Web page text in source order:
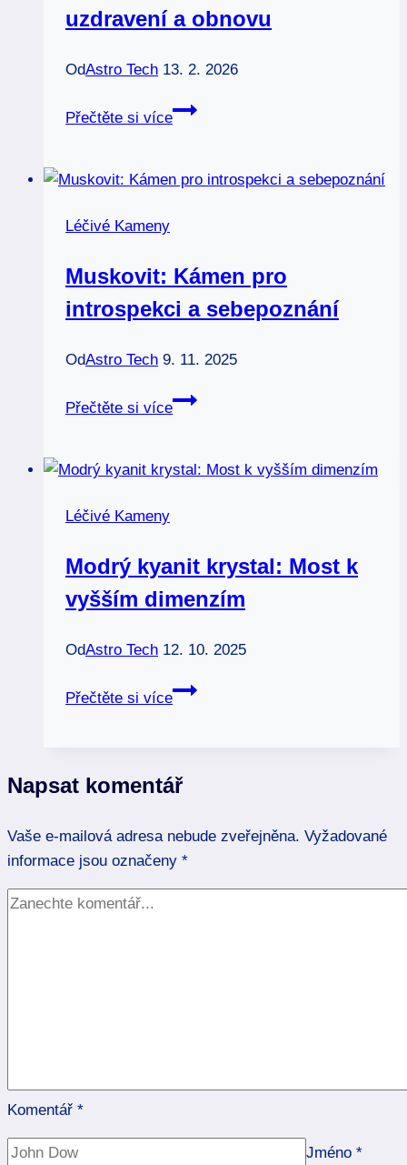
uzdravení a obnovu
OdAstro Tech 13. 2. 2026
Přečtěte si více
Fuchsit:
pro
Léčivé Kameny
Muskovit: Kámen pro
introspekci a sebepoznání
OdAstro Tech 9. 11. 2025
Přečtěte si více
Muskovit:
introspekci
Léčivé Kameny
Modrý kyanit krystal: Most k
vyšším dimenzím
OdAstro Tech 12. 10. 2025
Přečtěte si více
Modrý
k
dimenzím
Napsat komentář
Vaše e-mailová adresa nebude zveřejněna. Vyžadované
informace jsou označeny *
Komentář *
Jméno *